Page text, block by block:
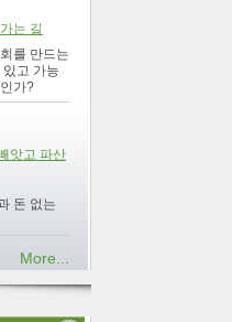
는 길
를 만드는
고 가능
가?
앗고 파산
돈 없는
More...